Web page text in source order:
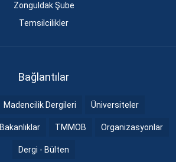
Zonguldak Şube
Temsilcilikler
Bağlantılar
Madencilik Dergileri Üniversiteler
Bakanlıklar TMMOB Organizasyonlar
Dergi - Bülten